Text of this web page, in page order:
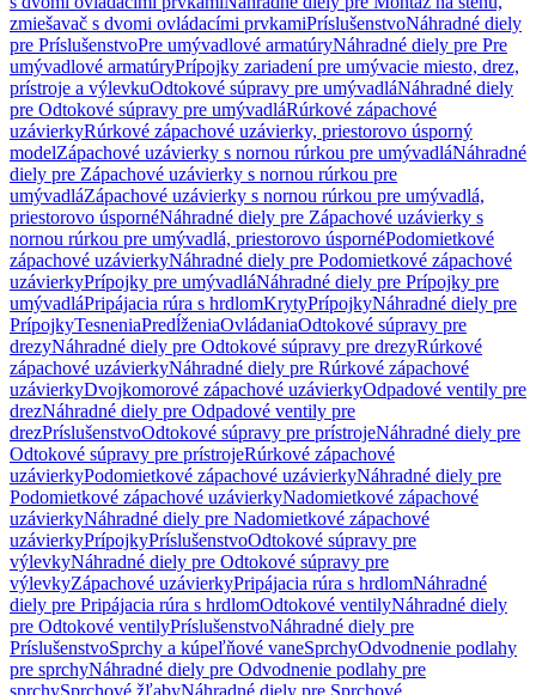
zmiešavač s dvomi ovládacími prvkamiPríslušenstvoNáhradné diely
pre PríslušenstvoPre umývadlové armatúryNáhradné diely pre Pre
umývadlové armatúryPrípojky zariadení pre umývacie miesto, drez,
prístroje a výlevkuOdtokové súpravy pre umývadláNáhradné diely
pre Odtokové súpravy pre umývadláRúrkové zápachové
uzávierkyRúrkové zápachové uzávierky, priestorovo úsporný
modelZápachové uzávierky s nornou rúrkou pre umývadláNáhradné
diely pre Zápachové uzávierky s nornou rúrkou pre
umývadláZápachové uzávierky s nornou rúrkou pre umývadlá,
priestorovo úspornéNáhradné diely pre Zápachové uzávierky s
nornou rúrkou pre umývadlá, priestorovo úspornéPodomietkové
zápachové uzávierkyNáhradné diely pre Podomietkové zápachové
uzávierkyPrípojky pre umývadláNáhradné diely pre Prípojky pre
umývadláPripájacia rúra s hrdlomKrytyPrípojkyNáhradné diely pre
PrípojkyTesneniaPredĺženiaOvládaniaOdtokové súpravy pre
drezyNáhradné diely pre Odtokové súpravy pre drezyRúrkové
zápachové uzávierkyNáhradné diely pre Rúrkové zápachové
uzávierkyDvojkomorové zápachové uzávierkyOdpadové ventily pre
drezNáhradné diely pre Odpadové ventily pre
drezPríslušenstvoOdtokové súpravy pre prístrojeNáhradné diely pre
Odtokové súpravy pre prístrojeRúrkové zápachové
uzávierkyPodomietkové zápachové uzávierkyNáhradné diely pre
Podomietkové zápachové uzávierkyNadomietkové zápachové
uzávierkyNáhradné diely pre Nadomietkové zápachové
uzávierkyPrípojkyPríslušenstvoOdtokové súpravy pre
výlevkyNáhradné diely pre Odtokové súpravy pre
výlevkyZápachové uzávierkyPripájacia rúra s hrdlomNáhradné
diely pre Pripájacia rúra s hrdlomOdtokové ventilyNáhradné diely
pre Odtokové ventilyPríslušenstvoNáhradné diely pre
PríslušenstvoSprchy a kúpeľňové vaneSprchyOdvodnenie podlahy
pre sprchyNáhradné diely pre Odvodnenie podlahy pre
sprchySprchové žľabyNáhradné diely pre Sprchové